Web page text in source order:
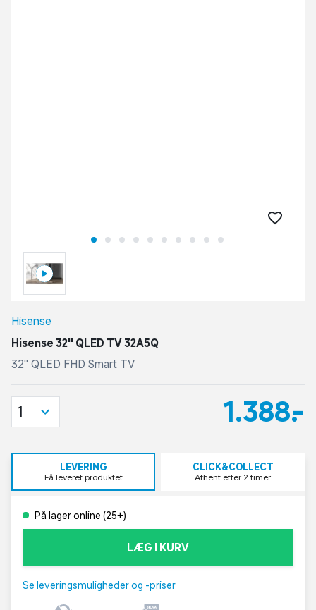
Hisense
Hisense 32" QLED TV 32A5Q
32" QLED FHD Smart TV
1.388,-
1
LEVERING
Få leveret produktet
CLICK&COLLECT
Afhent efter 2 timer
På lager online (25+)
LÆG I KURV
Se leveringsmuligheder og -priser